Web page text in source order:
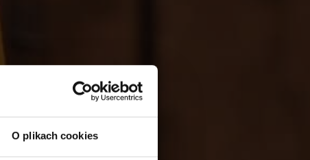
O plikach cookies